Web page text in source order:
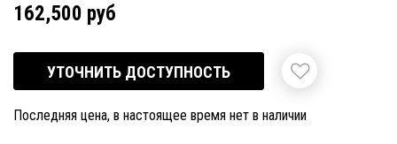
162,500 руб
УТОЧНИТЬ ДОСТУПНОСТЬ
Последняя цена, в настоящее время нет в наличии